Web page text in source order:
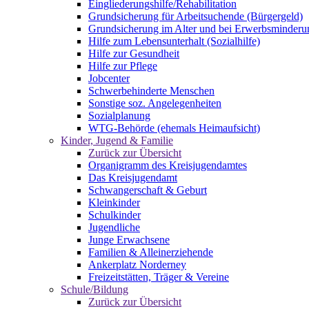
Eingliederungshilfe/Rehabilitation
Grundsicherung für Arbeitsuchende (Bürgergeld)
Grundsicherung im Alter und bei
Hilfe zum Lebensunterhalt (Sozialhilfe)
Hilfe zur Gesundheit
Hilfe zur Pflege
Jobcenter
Schwerbehinderte Menschen
Sonstige soz. Angelegenheiten
Sozialplanung
WTG-Behörde (ehemals Heimaufsicht)
Kinder, Jugend & Familie
Zurück zur Übersicht
Organigramm des Kreisjugendamtes
Das Kreisjugendamt
Schwangerschaft & Geburt
Kleinkinder
Schulkinder
Jugendliche
Junge Erwachsene
Familien & Alleinerziehende
Ankerplatz Norderney
Freizeitstätten, Träger & Vereine
Schule/Bildung
Zurück zur Übersicht